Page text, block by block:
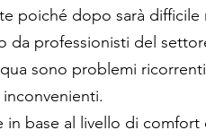
poiché dopo sarà
professionisti del
sono problemi
in base al livello di comfort